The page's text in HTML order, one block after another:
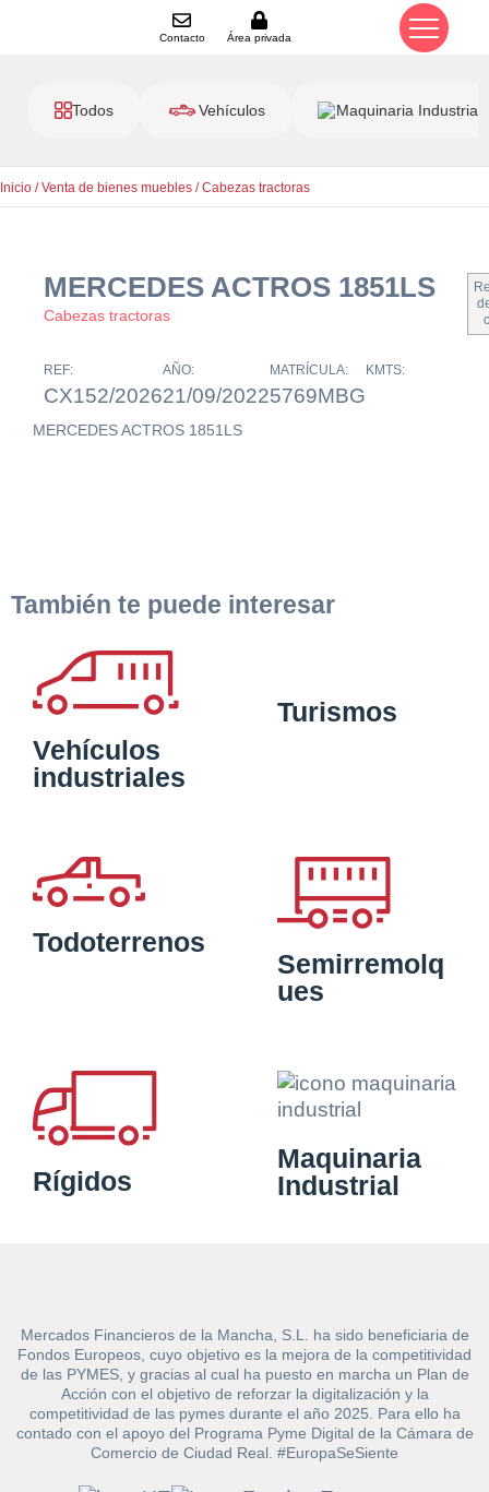
Contacto Área privada
Todos Vehículos Maquinaria Industrial
Inicio /Venta de bienes muebles /Cabezas tractoras
MERCEDES ACTROS 1851LS
Cabezas tractoras
REF:
CX152/2026
AÑO:
21/09/2022
MATRÍCULA:
5769MBG
KMTS:
MERCEDES ACTROS 1851LS
También te puede interesar
Vehículos
industriales
Turismos
Todoterrenos
Semirremolq
ues
Rígidos
Maquinaria
Industrial
Mercados Financieros de la Mancha, S.L. ha sido beneficiaria de
Fondos Europeos, cuyo objetivo es la mejora de la competitividad
de las PYMES, y gracias al cual ha puesto en marcha un Plan de
Acción con el objetivo de reforzar la digitalización y la
competitividad de las pymes durante el año 2025. Para ello ha
contado con el apoyo del Programa Pyme Digital de la Cámara de
Comercio de Ciudad Real. #EuropaSeSiente